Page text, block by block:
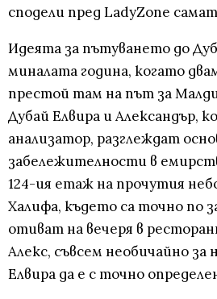
сподели пред LadyZone
Идеята за пътуването до
миналата година, когато
престой там на път за
Дубай Елвира и Александър,
анализатор, разглеждат
забележителности в
124-ия етаж на прочутия
Халифа, където са точно по
отиват на вечеря в
Алекс, съвсем необичайно за
Елвира да е с точно